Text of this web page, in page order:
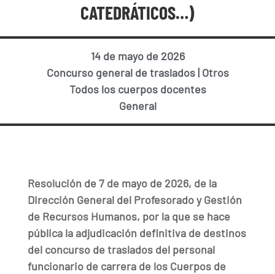
CATEDRÁTICOS…)
14 de mayo de 2026
Concurso general de traslados| Otros
Todos los cuerpos docentes
General
Resolución de 7 de mayo de 2026, de la
Dirección General del Profesorado y Gestión
de Recursos Humanos, por la que se hace
pública la adjudicación definitiva de destinos
del concurso de traslados del personal
funcionario de carrera de los Cuerpos de